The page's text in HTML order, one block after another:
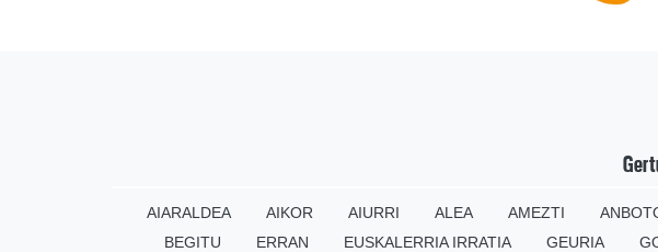
AIARALDEA AIKOR AIURRI ALEA AMEZTI
BEGITU
ERRAN EUSKALERRIA IRRATIA GEURIA